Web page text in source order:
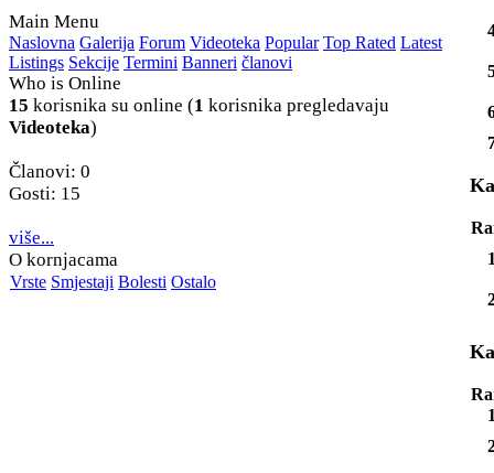
Main Menu
Naslovna Galerija Forum Videoteka Popular Top Rated Latest
Listings Sekcije Termini Banneri članovi
Who is Online
15 korisnika su online (1 korisnika pregledavaju
Videoteka)
Članovi: 0
Gosti: 15
više...
O kornjacama
Vrste Smjestaji Bolesti Ostalo